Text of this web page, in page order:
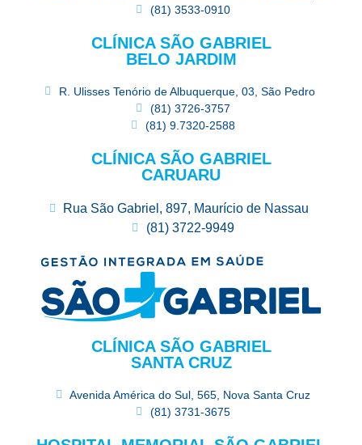
(81) 3533-0910
CLÍNICA SÃO GABRIEL
BELO JARDIM
R. Ulisses Tenório de Albuquerque, 03, São Pedro
(81) 3726-3757
(81) 9.7320-2588
CLÍNICA SÃO GABRIEL
CARUARU
Rua São Gabriel, 897, Maurício de Nassau
(81) 3722-9949
CLÍNICA SÃO GABRIEL
SANTA CRUZ
Avenida América do Sul, 565, Nova Santa Cruz
(81) 3731-3675